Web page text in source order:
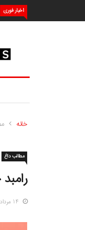
اخبار فوری
خانه
مطالب داغ
14 مرداد, 1401